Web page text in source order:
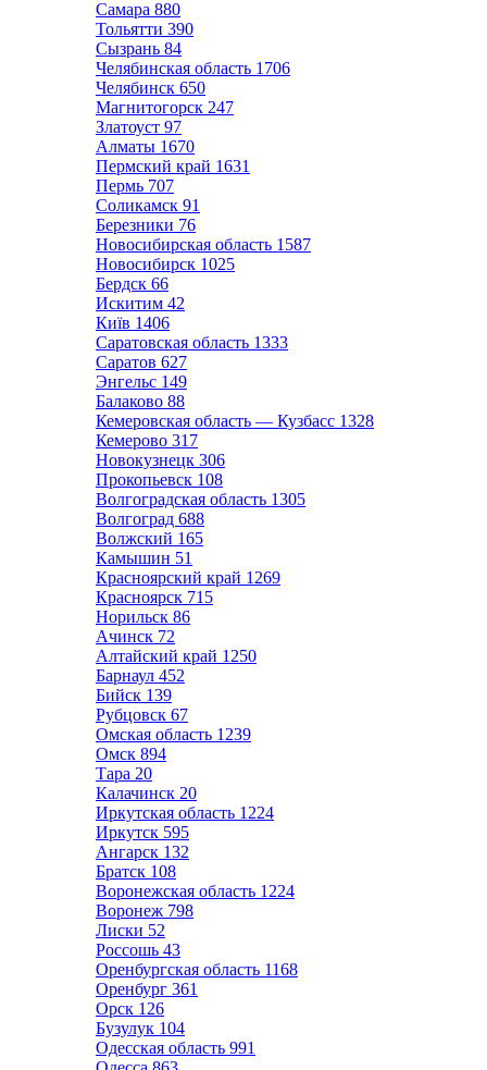
Самара 880
Тольятти 390
Сызрань 84
Челябинская область 1706
Челябинск 650
Магнитогорск 247
Златоуст 97
Алматы 1670
Пермский край 1631
Пермь 707
Соликамск 91
Березники 76
Новосибирская область 1587
Новосибирск 1025
Бердск 66
Искитим 42
Київ 1406
Саратовская область 1333
Саратов 627
Энгельс 149
Балаково 88
Кемеровская область — Кузбасс 1328
Кемерово 317
Новокузнецк 306
Прокопьевск 108
Волгоградская область 1305
Волгоград 688
Волжский 165
Камышин 51
Красноярский край 1269
Красноярск 715
Норильск 86
Ачинск 72
Алтайский край 1250
Барнаул 452
Бийск 139
Рубцовск 67
Омская область 1239
Омск 894
Тара 20
Калачинск 20
Иркутская область 1224
Иркутск 595
Ангарск 132
Братск 108
Воронежская область 1224
Воронеж 798
Лиски 52
Россошь 43
Оренбургская область 1168
Оренбург 361
Орск 126
Бузулук 104
Одесская область 991